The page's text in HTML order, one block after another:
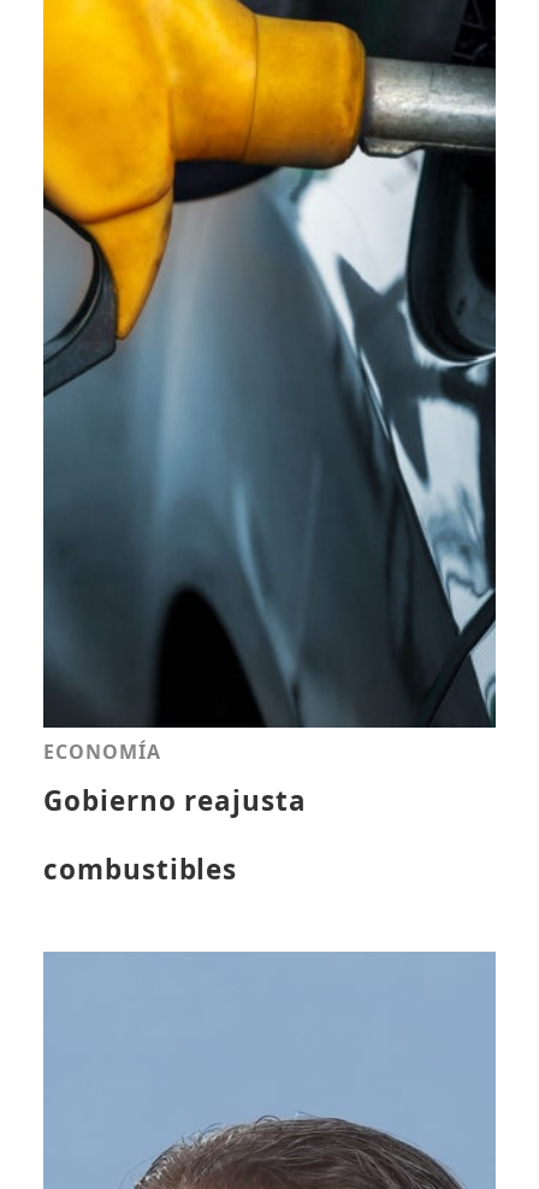
ECONOMÍA
Gobierno reajusta
combustibles